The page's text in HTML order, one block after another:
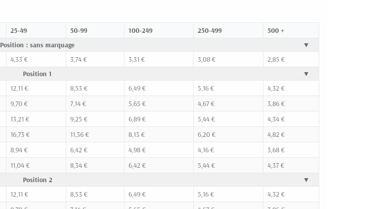
25-49 50-99 100-249 250-499
500 +
Position : sans marquage
▼
4,33 € 3,74 € 3,31 € 3,08 €
2,85 €
Position 1
▼
12,11 € 8,53 € 6,49 € 5,16 €
4,32 €
9,70 € 7,14 € 5,65 € 4,67 €
3,86 €
13,21 € 9,25 € 6,89 € 5,44 €
4,34 €
16,73 € 11,36 € 8,13 € 6,20 €
4,82 €
8,94 € 6,42 € 4,98 € 4,16 €
3,68 €
11,04 € 8,34 € 6,42 € 5,44 €
4,37 €
Position 2
▼
12,11 € 8,53 € 6,49 € 5,16 €
4,32 €